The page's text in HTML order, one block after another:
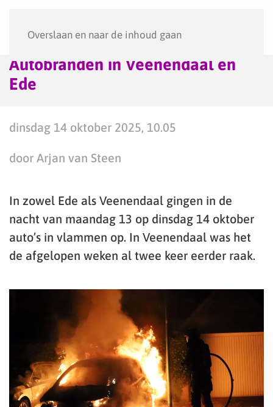
Overslaan en naar de inhoud gaan
Autobranden in Veenendaal en
Ede
dinsdag 14 oktober 2025, 10.05
door Arjan van Steen
In zowel Ede als Veenendaal gingen in de
nacht van maandag 13 op dinsdag 14 oktober
auto’s in vlammen op. In Veenendaal was het
de afgelopen weken al twee keer eerder raak.